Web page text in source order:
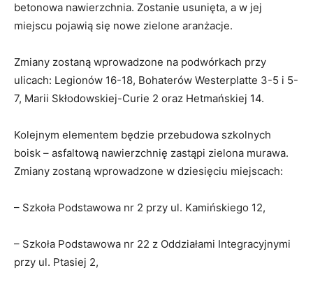
betonowa nawierzchnia. Zostanie usunięta, a w jej
miejscu pojawią się nowe zielone aranżacje.
Zmiany zostaną wprowadzone na podwórkach przy
ulicach: Legionów 16-18, Bohaterów Westerplatte 3-5 i 5-
7, Marii Skłodowskiej-Curie 2 oraz Hetmańskiej 14.
Kolejnym elementem będzie przebudowa szkolnych
boisk – asfaltową nawierzchnię zastąpi zielona murawa.
Zmiany zostaną wprowadzone w dziesięciu miejscach:
– Szkoła Podstawowa nr 2 przy ul. Kamińskiego 12,
– Szkoła Podstawowa nr 22 z Oddziałami Integracyjnymi
przy ul. Ptasiej 2,